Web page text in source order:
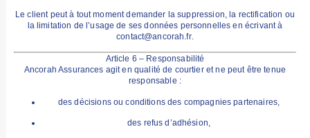
Le client peut à tout moment demander lasuppression, la rectification ou
la limitation de l’usage de ses données personnelles en écrivant à
contact@ancorah.fr.
Article 6 – Responsabilité
Ancorah Assurances agit en qualité de courtier et ne peut être tenue
responsable :
des décisions ou conditions des compagnies partenaires,
des refus d’adhésion,